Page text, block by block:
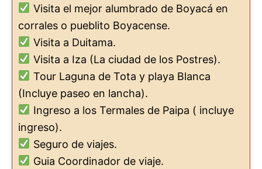
Visita el mejor alumbrado de Boyacá en
corrales o pueblito Boyacense.
Visita a Duitama.
Visita a Iza (La ciudad de los Postres).
Tour Laguna de Tota y playa Blanca
(Incluye paseo en lancha).
Ingreso a los Termales de Paipa ( incluye
ingreso).
Seguro de viajes.
Guia Coordinador de viaje.